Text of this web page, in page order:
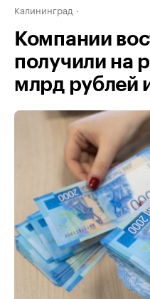
Калининград
Компании
получили на
млрд рублей